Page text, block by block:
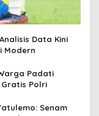
Data Kini
Modern
Padati
Polri
Senam